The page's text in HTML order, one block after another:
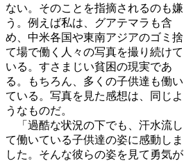
ない。そのことを指摘されるのも嫌
う。例えば私は、グアテマラも含
め、中米各国や東南アジアのゴミ捨
て場で働く人々の写真を撮り続けて
いる。すさまじい貧困の現実であ
る。もちろん、多くの子供達も働い
ている。写真を見た感想は、同じよ
うなものだ。
「過酷な状況の下でも、汗水流し
て働いている子供達の姿に感動しま
した。そんな彼らの姿を見て勇気が